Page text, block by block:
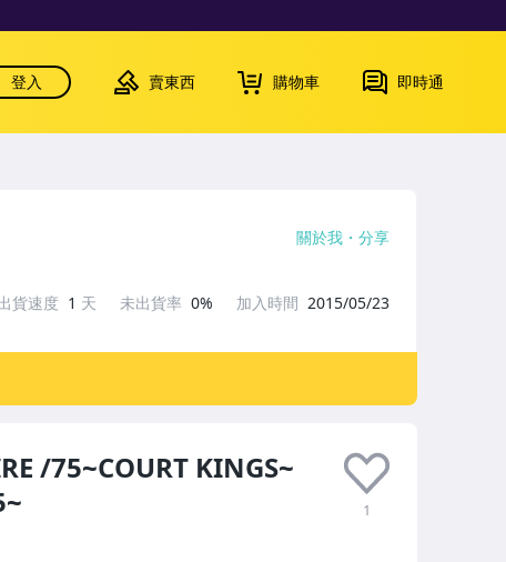
登入 賣東西 購物車 即時通
/75~COURT KINGS~
1
關於我 分享
貨速度 1 天 未出貨率 0% 加入時間 2015/05/23